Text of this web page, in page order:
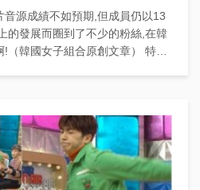
源成績不如預期,但成員仍以13
的發展而圈到了不少的粉絲,在韓
韓國女子組合原創文章） 特別